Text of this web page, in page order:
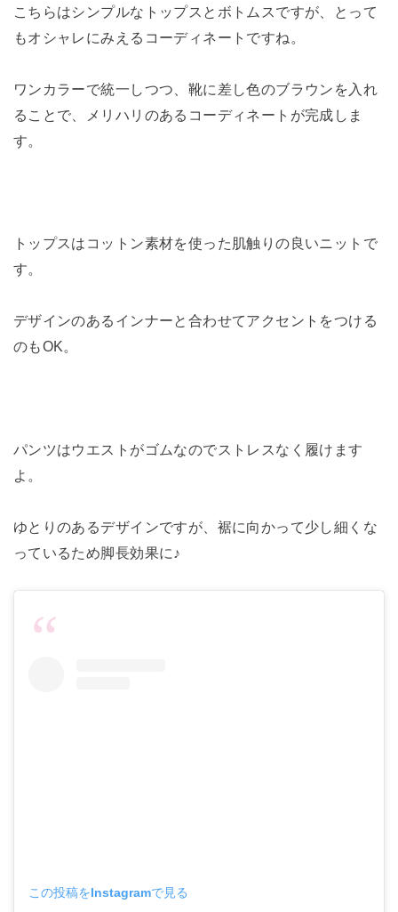
こちらはシンプルなトップスとボトムスですが、とって
もオシャレにみえるコーディネートですね。
ワンカラーで統一しつつ、靴に差し色のブラウンを入れ
ることで、メリハリのあるコーディネートが完成しま
す。
トップスはコットン素材を使った肌触りの良いニットで
す。
デザインのあるインナーと合わせてアクセントをつける
のもOK。
パンツはウエストがゴムなのでストレスなく履けます
よ。
ゆとりのあるデザインですが、裾に向かって少し細くな
っているため脚長効果に♪
この投稿をInstagramで見る